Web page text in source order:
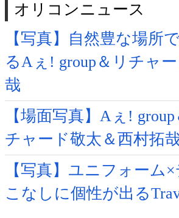
オリコンニュース
【写真】自然豊な場所
るAぇ! group＆リチャ
哉
【場面写真】Aぇ!
チャード敬太＆西村拓
【写真】ユニフォーム
こなしに個性が出る